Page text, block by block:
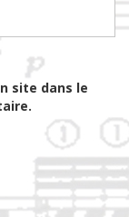
site dans le